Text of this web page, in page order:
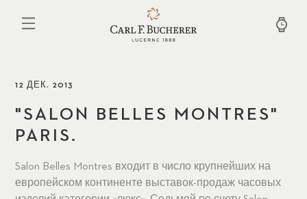
основному
12 ДЕК. 2013
"SALON BELLES MONTRES"
PARIS.
Salon Belles Montres входит в число крупнейших на
европейском континенте выставок-продаж часовых